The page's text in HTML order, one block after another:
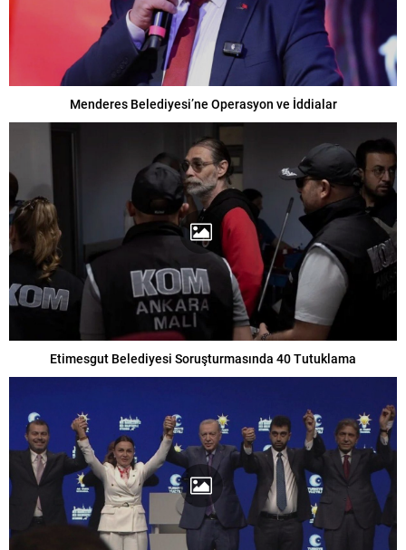
Menderes Belediyesi’ne Operasyon ve İddialar
Etimesgut Belediyesi Soruşturmasında 40 Tutuklama